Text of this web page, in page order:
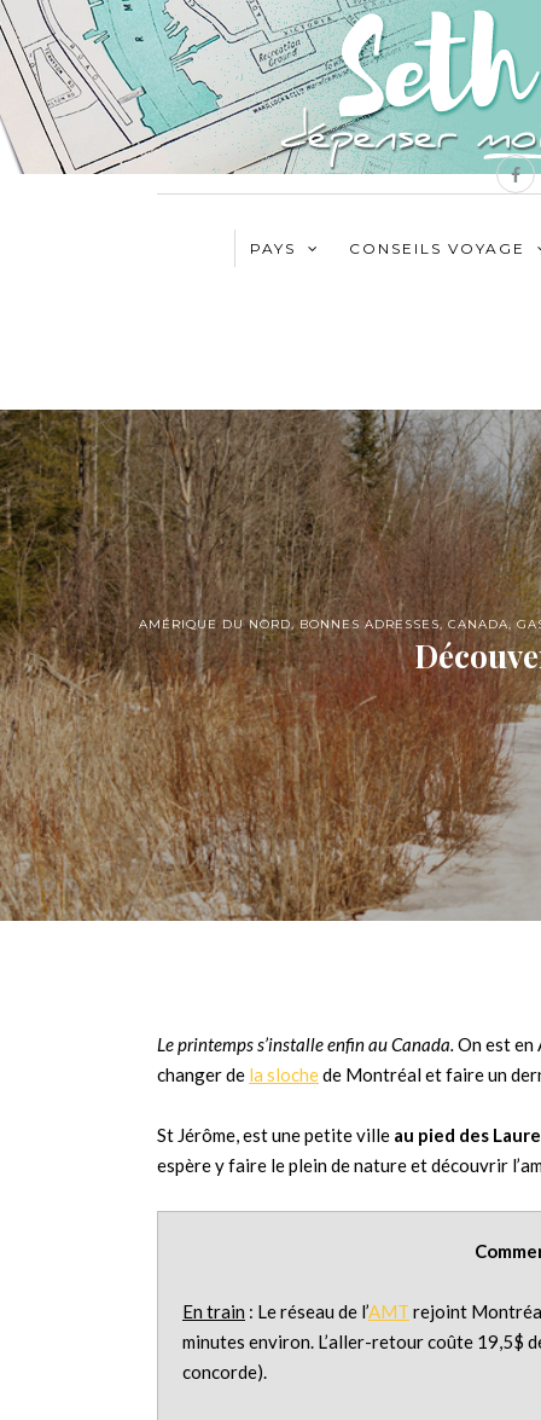
PAYS CONSEILS VOYAGE
AMÉRIQUE DU NORD,BONNES ADRESSES, CANADA,
Le printemps s’installe enfin au Canada. On est en
changer de la slochede Montréal et faire un
St Jérôme, est une petite ville au pied des
espère y faire le plein de nature et découvrir
En train : Le réseau de l’AMT rejoint
minutes environ. L’aller-retour coûte 19,5$
concorde).